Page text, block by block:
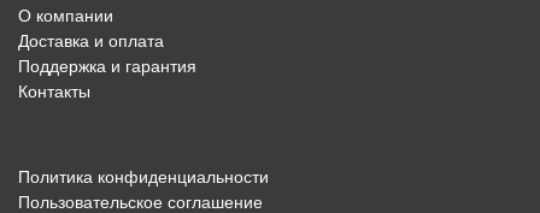
О компании
Доставка и оплата
Поддержка и гарантия
Контакты
Политика конфиденциальности
Пользовательское соглашение